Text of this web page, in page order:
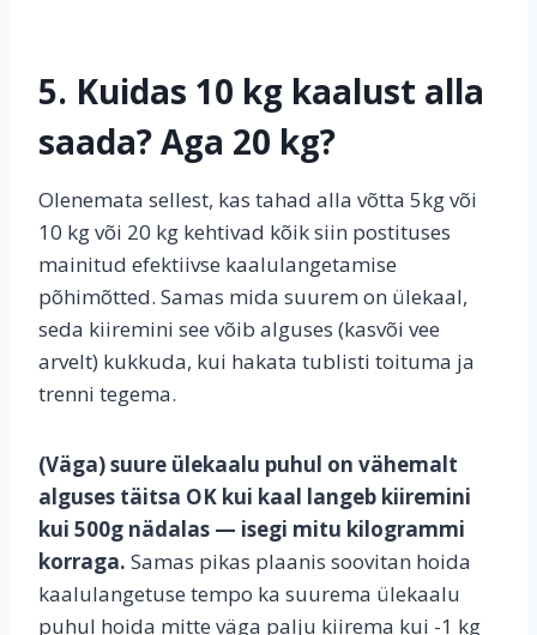
5. Kuidas 10 kg kaalust alla
saada? Aga 20 kg?
Olenemata sellest, kas tahad alla võtta 5kg või
10 kg või 20 kg kehtivad kõik siin postituses
mainitud efektiivse kaalulangetamise
põhimõtted. Samas mida suurem on ülekaal,
seda kiiremini see võib alguses (kasvõi vee
arvelt) kukkuda, kui hakata tublisti toituma ja
trenni tegema.
(Väga) suure ülekaalu puhul on vähemalt
alguses täitsa OK kui kaal langeb kiiremini
kui 500g nädalas — isegi mitu kilogrammi
korraga. Samas pikas plaanis soovitan hoida
kaalulangetuse tempo ka suurema ülekaalu
puhul hoida mitte väga palju kiirema kui -1 kg